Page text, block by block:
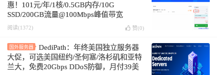
惠！101元/年/1核/0.5GB内存/10G
SSD/200GB流量@100Mbps峰值带宽
阅读(1372) 赞(0)
国外服务器
DediPath：年终美国独立服务器
大促，可选美国纽约/圣何塞/洛杉矶和亚特
兰大，免费20Gbps DDoS防御，月付39美